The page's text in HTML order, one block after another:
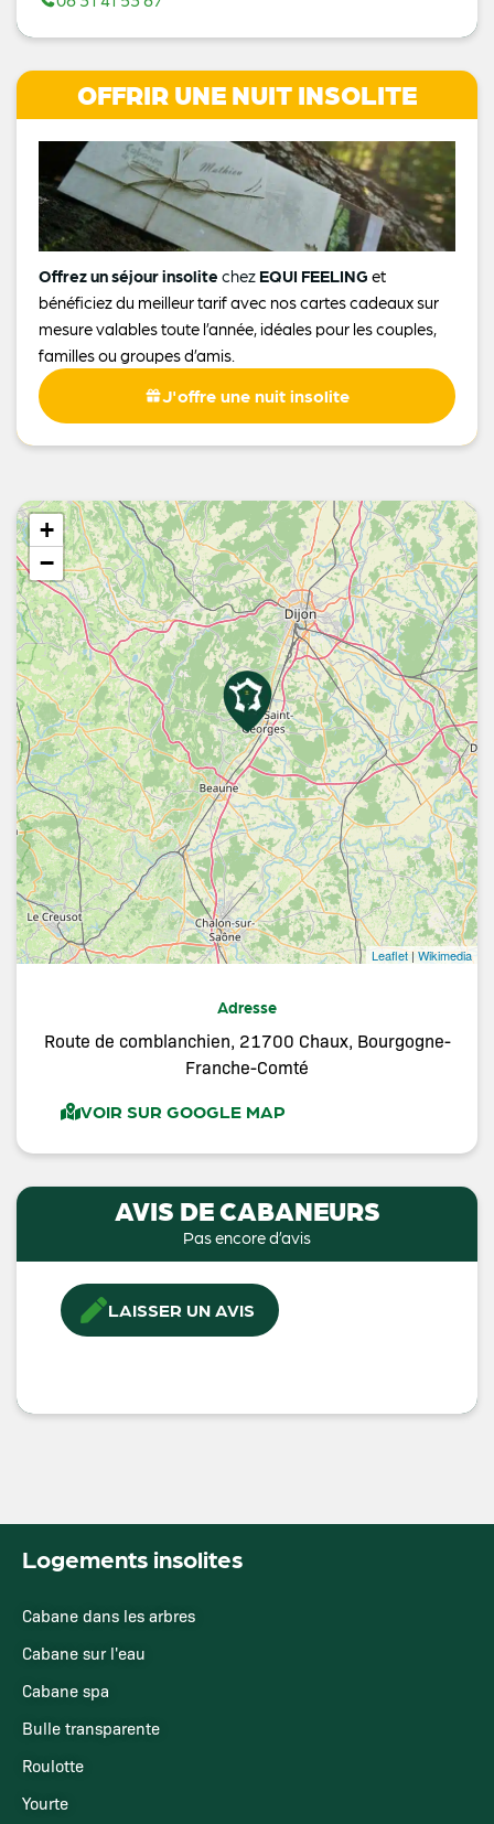
OFFRIR UNE NUIT INSOLITE
Offrez un séjour insolite chez EQUI FEELING et
bénéficiez du meilleur tarif avec nos cartes cadeaux sur
mesure valables toute l’année, idéales pour les couples,
familles ou groupes d’amis.
J'offre une nuit insolite
+
−
Leaflet|Wikimedia
Adresse
Route de comblanchien, 21700 Chaux, Bourgogne-
Franche-Comté
VOIR SUR GOOGLE MAP
AVIS DE CABANEURS
Pas encore d’avis
LAISSER UN AVIS
Logements insolites
Cabane dans les arbres
Cabane sur l'eau
Cabane spa
Bulle transparente
Roulotte
Yourte